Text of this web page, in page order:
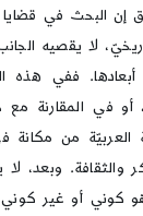
إن البحث في
لا يقصيه
ففي هذه
أو في المقارنة
العربيّة من مكانة
والثقافة. وبعد،
كوني أو غير كوني